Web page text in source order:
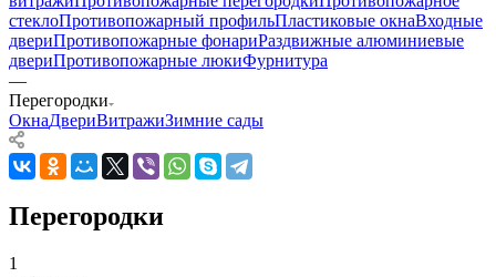
стеклоПротивопожарный профильПластиковые окнаВходные
двериПротивопожарные фонариРаздвижные алюминиевые
двериПротивопожарные люкиФурнитура
—
Перегородки
ОкнаДвериВитражиЗимние сады
Перегородки
1